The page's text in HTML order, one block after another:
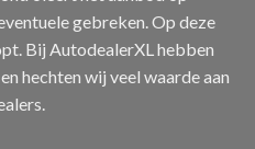
gebreken. Op deze
Bij AutodealerXL hebben
hechten wij veel waarde aan